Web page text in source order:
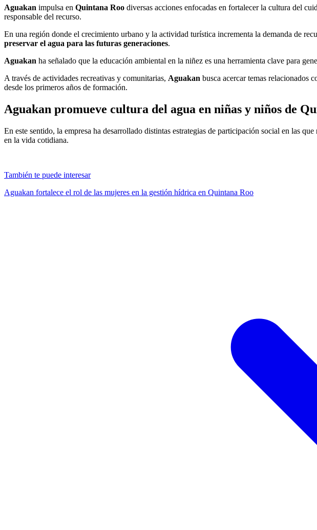
Aguakan impulsa en Quintana Roo diversas acciones enfocadas en fortalecer la cultura del
responsable del recurso.
En una región donde el crecimiento urbano y la actividad turística incrementa la demanda de
preservar el agua para las futuras generaciones.
Aguakan ha señalado que la educación ambiental en la niñez es una herramienta clave para
A través de actividades recreativas y comunitarias, Aguakan busca acercar temas relacionados
desde los primeros años de formación.
Aguakan promueve cultura del agua en niñas y niños de
En este sentido, la empresa ha desarrollado distintas estrategias de participación social en las
en la vida cotidiana.
También te puede interesar
Aguakan fortalece el rol de las mujeres en la gestión hídrica en Quintana Roo